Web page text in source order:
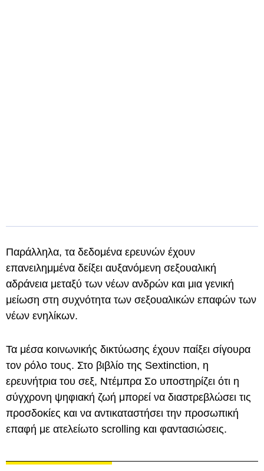
Παράλληλα, τα δεδομένα ερευνών έχουν
επανειλημμένα δείξει αυξανόμενη σεξουαλική
αδράνεια μεταξύ των νέων ανδρών και μια γενική
μείωση στη συχνότητα των σεξουαλικών επαφών των
νέων ενηλίκων.
Τα μέσα κοινωνικής δικτύωσης έχουν παίξει σίγουρα
τον ρόλο τους. Στο βιβλίο της Sextinction, η
ερευνήτρια του σεξ, Ντέμπρα Σο υποστηρίζει ότι η
σύγχρονη ψηφιακή ζωή μπορεί να διαστρεβλώσει τις
προσδοκίες και να αντικαταστήσει την προσωπική
επαφή με ατελείωτο scrolling και φαντασιώσεις.